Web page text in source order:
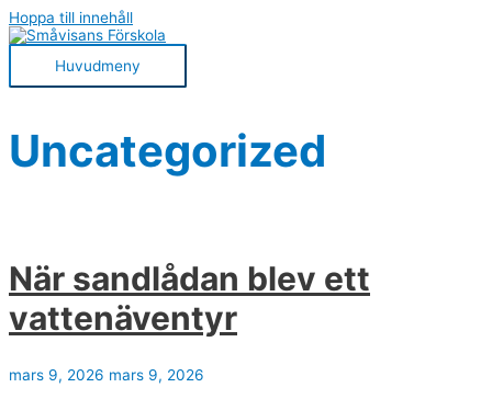
Hoppa till innehåll
Huvudmeny
Uncategorized
När sandlådan blev ett
vattenäventyr
mars 9, 2026 mars 9, 2026